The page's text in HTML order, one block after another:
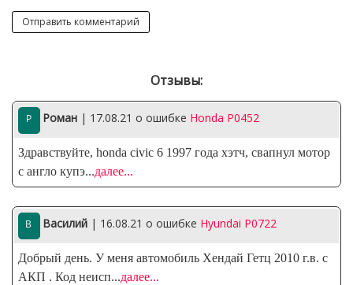
Отзывы:
Роман | 17.08.21 о ошибке Honda P0452
Здравствуйте, honda civic 6 1997 года хэтч, свапнул мотор
с англо купэ...далее...
Василий | 16.08.21 о ошибке Hyundai P0722
Добрый день. У меня автомобиль Хендай Гетц 2010 г.в. с
АКП . Код неисп...далее...